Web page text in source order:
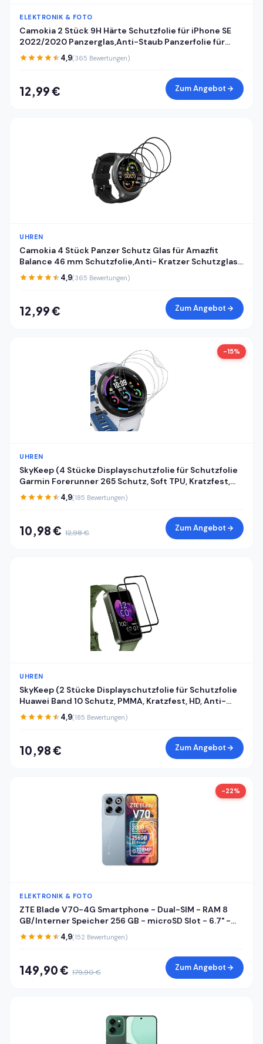
ELEKTRONIK & FOTO
Camokia 2 Stück 9H Härte Schutzfolie für iPhone SE
2022/2020 Panzerglas,Anti-Staub Panzerfolie für
iPhone SE 2022/2020 Schutzglas,HD Klar Volle
Abdeckung Displayschutz
4,9(365 Bewertungen)
12,99 € Zum Angebot
UHREN
Camokia 4 Stück Panzer Schutz Glas für Amazfit
Balance 46 mm Schutzfolie,Anti- Kratzer Schutzglas
für Panzerglas Amazfit Balance 46 mm
Panzerfolie,Fingerabdruck-ID Kompatibel
4,9(365 Bewertungen)
12,99 € Zum Angebot
-15%
UHREN
SkyKeep (4 Stücke Displayschutzfolie für Schutzfolie
Garmin Forerunner 265 Schutz, Soft TPU, Kratzfest,
HD, Anti-Bläschen, Ultra-klar, für Displayschutz
Garmin Forerunner 265 Folie Screen Protector
4,9(185 Bewertungen)
10,98 € 12,98 € Zum Angebot
UHREN
SkyKeep (2 Stücke Displayschutzfolie für Schutzfolie
Huawei Band 10 Schutz, PMMA, Kratzfest, HD, Anti-
Bläschen, Ultra-klar, für Displayschutz Huawei Band
8/9/10 Folie Screen Protector
4,9(185 Bewertungen)
10,98 € Zum Angebot
-22%
ELEKTRONIK & FOTO
ZTE Blade V70-4G Smartphone - Dual-SIM - RAM 8
GB/Interner Speicher 256 GB - microSD Slot - 6.7" -
1600 x 720 Pixel (120 Hz) - Triple-Kamera 108 MP, 2 MP
- Front Camera 16 MP - Sternenstaubgrau
4,9(152 Bewertungen)
149,90 € 179,90 € Zum Angebot